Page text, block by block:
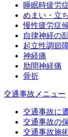
睡眠時疲労
めまい・立
慢性疲労症
自律神経の
起立性調節
神経痛
肋間神経痛
骨折
交通事故メニュー
交通事故に
交通事故の
交通事故施